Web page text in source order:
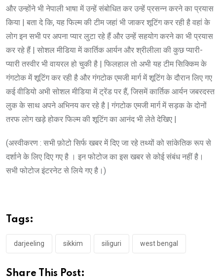
और उन्होंने भी नेपाली भाषा में उन्हें संबोधित कर उन्हें प्रसन्न करने का प्रयास
किया | बता दे कि, यह फिल्म की टीम जहां भी जाकर शूटिंग कर रही है वहां के
लोग इन सभी पर अपना प्यार लुटा रहे हैं और उन्हें सहयोग करने का भी प्रयास
कर रहे हैं | सोशल मीडिया में कार्तिक आर्यन और श्रीलीला की कुछ प्यारी-
प्यारी तस्वीर भी वायरल हो चुकी है | फिलहाल तो अभी यह टीम सिक्किम के
गंगटोक में शूटिंग कर रही है और गंगटोक एमजी मार्ग में शूटिंग के दौरान लिए गए
कई वीडियो अभी सोशल मीडिया में ट्रेंड पर हैं, जिसमें कार्तिक आर्यन जबरदस्त
लुक के साथ अपने अभिनय कर रहे है | गंगटोक एमजी मार्ग में सड़क के दोनों
तरफ लोग खड़े होकर फिल्म की शूटिंग का आनंद भी लेते देखिए |
(अस्वीकरण : सभी फ़ोटो सिर्फ खबर में दिए जा रहे तथ्यों को सांकेतिक रूप से
दर्शाने के लिए दिए गए है । इन फोटोज का इस खबर से कोई संबंध नहीं है।
सभी फोटोज इंटरनेट से लिये गए है।)
Tags:
darjeeling sikkim siliguri west bengal
Share This Post: